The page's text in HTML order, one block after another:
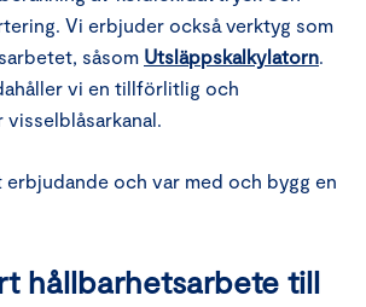
Vi erbjuder också verktyg som
såsom Utsläppskalkylatorn.
vi en tillförlitlig och
erbjudande och var med och bygg en
hållbarhetsarbete till